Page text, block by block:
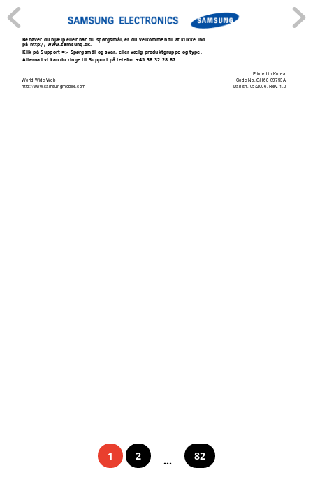
World Wide Web
http://www.samsungmobile.com
Printed in Korea
Code No.:GH68-09753A
Danish. 05/2006. Rev. 1.0
Behøver du hjælp eller har du spørgsmål, er du velkommen til at klikke ind
på http://www.samsung.dk.
Klik på Support => Spørgsmål og svar, eller vælg produktgruppe og type.
Alternativt kan du ringe til Support på telefon +45 38 32 28 87.
1 2 ... 82